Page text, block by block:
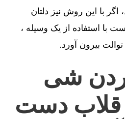
اگر با این روش نیز دلتان
با استفاده از یک وسیله ،
بیرون آورد.
شی
قلاب دست